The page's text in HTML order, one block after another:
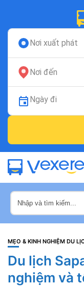
Nơi xuất phát
Nơi đến
Ngày đi
MẸO & KINH NGHIỆM DU
Du lịch
nghiệm và